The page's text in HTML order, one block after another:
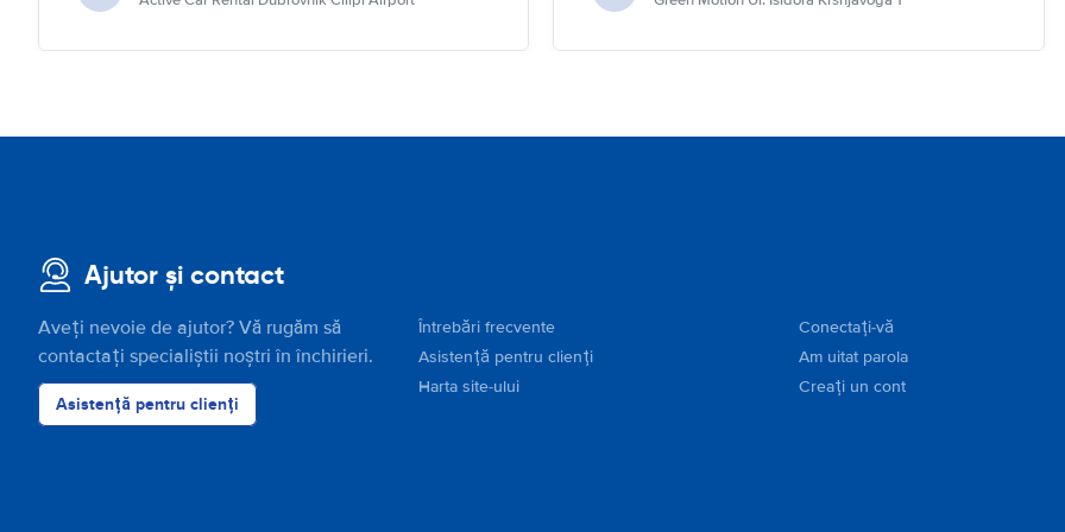
Ajutor și contact
Aveți nevoie de ajutor? Vă rugăm să
contactați specialiștii noștri în închirieri.
Asistență pentru clienți
Întrebări frecvente
Asistență pentru clienți
Harta site-ului
Conectați-vă
Am uitat parola
Creați un cont